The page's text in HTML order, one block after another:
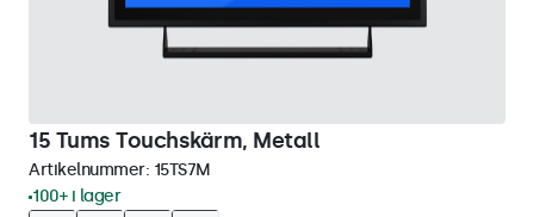
15 Tums Touchskärm, Metall
Artikelnummer: 15TS7M
100+ i lager